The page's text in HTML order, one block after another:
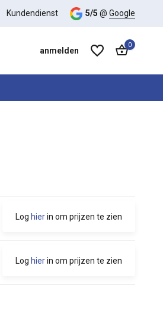
Kundendienst 5/5 @ Google
anmelden
0
Log hierin om prijzen te zien
Log hierin om prijzen te zien